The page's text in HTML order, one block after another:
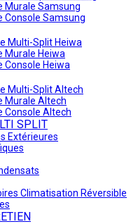
Murale Samsung
Console Samsung
Multi-Split Heiwa
Murale Heiwa
Console Heiwa
Multi-Split Altech
Murale Altech
Console Altech
SPLIT
Extérieures
Climatisation Réversible